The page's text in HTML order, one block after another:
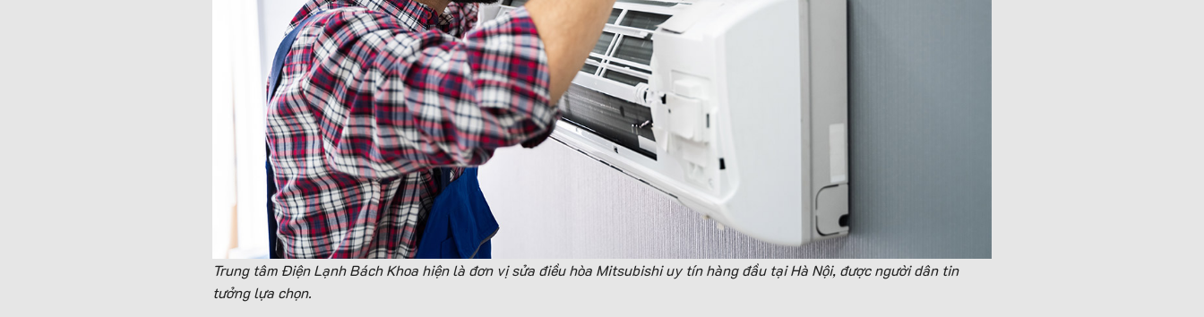
Trung tâm Điện Lạnh Bách Khoa hiện là đơn vị sửa điều hòa Mitsubishi uy tín hàng đầu tại Hà Nội, được người dân tin
tưởng lựa chọn.